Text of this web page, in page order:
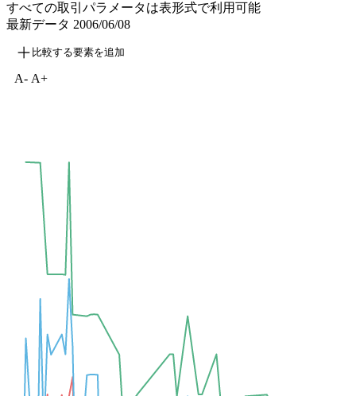
すべての取引パラメータは表形式で利用可能
最新データ 2006/06/08
比較する要素を追加